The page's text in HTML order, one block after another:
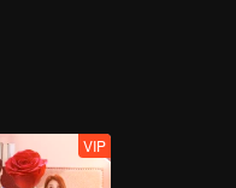
VIP